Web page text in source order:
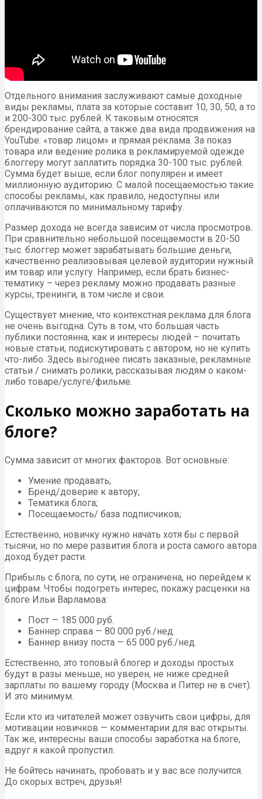
Отдельного внимания заслуживают самые доходные
виды рекламы, плата за которые составит 10, 30, 50, а то
и 200-300 тыс. рублей. К таковым относятся
брендирование сайта, а также два вида продвижения на
YouTube: «товар лицом» и прямая реклама. За показ
товара или ведение ролика в рекламируемой одежде
блоггеру могут заплатить порядка 30-100 тыс. рублей.
Сумма будет выше, если блог популярен и имеет
миллионную аудиторию. С малой посещаемостью такие
способы рекламы, как правило, недоступны или
оплачиваются по минимальному тарифу.
Размер дохода не всегда зависим от числа просмотров.
При сравнительно небольшой посещаемости в 20-50
тыс. блоггер может зарабатывать большие деньги,
качественно реализовывая целевой аудитории нужный
им товар или услугу. Например, если брать бизнес-
тематику – через рекламу можно продавать разные
курсы, тренинги, в том числе и свои.
Существует мнение, что контекстная реклама для блога
не очень выгодна. Суть в том, что большая часть
публики постоянна, как и интересы людей – почитать
новые статьи, подискутировать с автором, но не купить
что-либо. Здесь выгоднее писать заказные, рекламные
статьи / снимать ролики, рассказывая людям о каком-
либо товаре/услуге/фильме.
Сколько можно заработать на
блоге?
Сумма зависит от многих факторов. Вот основные:
Умение продавать;
Бренд/доверие к автору;
Тематика блога;
Посещаемость/ база подписчиков;
Естественно, новичку нужно начать хотя бы с первой
тысячи, но по мере развития блога и роста самого автора
доход будет расти.
Прибыль с блога, по сути, не ограничена, но перейдем к
цифрам. Чтобы подогреть интерес, покажу расценки на
блоге Ильи Варламова:
Пост — 185 000 руб.
Баннер справа — 80 000 руб./нед.
Баннер внизу поста — 65 000 руб./нед.
Естественно, это топовый блогер и доходы простых
будут в разы меньше, но уверен, не ниже средней
зарплаты по вашему городу (Москва и Питер не в счет).
И это минимум.
Если кто из читателей может озвучить свои цифры, для
мотивации новичков — комментарии для вас открыты.
Так же, интересны ваши способы заработка на блоге,
вдруг я какой пропустил.
Не бойтесь начинать, пробовать и у вас все получится.
До скорых встреч, друзья!